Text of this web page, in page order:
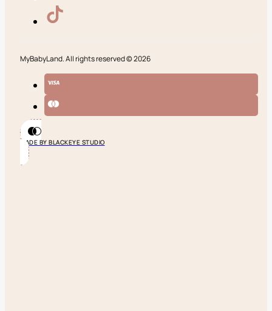
MyBabyLand. All rights reserved © 2026
MADE BY BLACKEYE STUDIO